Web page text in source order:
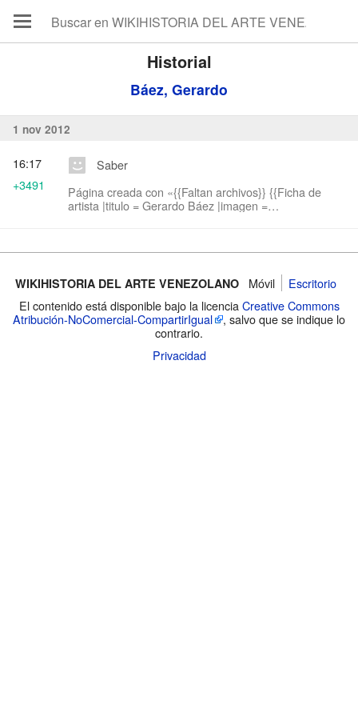
Historial
Báez, Gerardo
1 nov 2012
Saber
Página creada con «{{Faltan archivos}} {{Ficha de
artista |titulo = Gerardo Báez |imagen =
16:17
+3491
WIKIHISTORIA DEL ARTE VENEZOLANO Móvil
Escritorio
El contenido está disponible bajo la licencia Creative Commons
Atribución-NoComercial-CompartirIgual
, salvo que se indique lo
contrario.
Privacidad